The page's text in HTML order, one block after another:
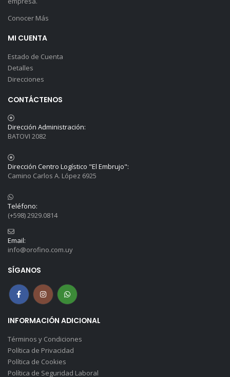
Conocer Más
MI CUENTA
Estado de Cuenta
Detalles
Direcciones
CONTÁCTENOS
Dirección Administración:
BATOVI 2082
Dirección Centro Logístico "El Embrujo":
Camino Carlos A. López 6925
Teléfono:
(+598) 2929.0814
Email:
info@orofino.com.uy
SÍGANOS
INFORMACIÓN ADICIONAL
Términos y Condiciones
Política de Privacidad
Política de Cookies
Política de Seguridad Laboral